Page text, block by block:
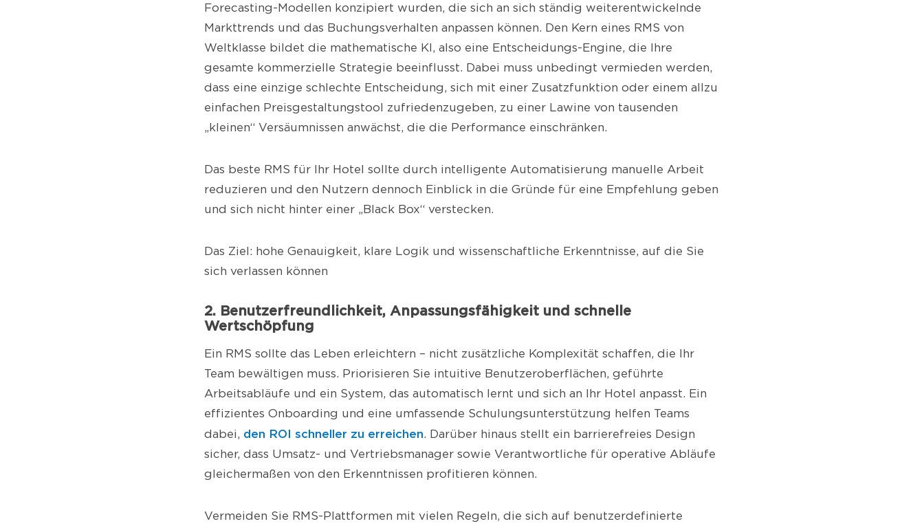
Forecasting-Modellen konzipiert wurden, die sich an sich ständig weiterentwickelnde
Markttrends und das Buchungsverhalten anpassen können. Den Kern eines RMS von
Weltklasse bildet die mathematische KI, also eine Entscheidungs-Engine, die Ihre
gesamte kommerzielle Strategie beeinflusst. Dabei muss unbedingt vermieden werden,
dass eine einzige schlechte Entscheidung, sich mit einer Zusatzfunktion oder einem allzu
einfachen Preisgestaltungstool zufriedenzugeben, zu einer Lawine von tausenden
„kleinen“ Versäumnissen anwächst, die die Performance einschränken.
Das beste RMS für Ihr Hotel sollte durch intelligente Automatisierung manuelle Arbeit
reduzieren und den Nutzern dennoch Einblick in die Gründe für eine Empfehlung geben
und sich nicht hinter einer „Black Box“ verstecken.
Das Ziel: hohe Genauigkeit, klare Logik und wissenschaftliche Erkenntnisse, auf die Sie
sich verlassen können
2. Benutzerfreundlichkeit, Anpassungsfähigkeit und schnelle
Wertschöpfung
Ein RMS sollte das Leben erleichtern – nicht zusätzliche Komplexität schaffen, die Ihr
Team bewältigen muss. Priorisieren Sie intuitive Benutzeroberflächen, geführte
Arbeitsabläufe und ein System, das automatisch lernt und sich an Ihr Hotel anpasst. Ein
effizientes Onboarding und eine umfassende Schulungsunterstützung helfen Teams
dabei, den ROI schneller zu erreichen. Darüber hinaus stellt ein barrierefreies Design
sicher, dass Umsatz- und Vertriebsmanager sowie Verantwortliche für operative Abläufe
gleichermaßen von den Erkenntnissen profitieren können.
Vermeiden Sie RMS-Plattformen mit vielen Regeln, die sich auf benutzerdefinierte